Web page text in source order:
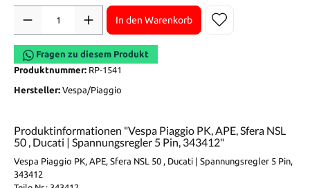
In den Warenkorb
Fragen zu diesem Produkt
Produktnummer: RP-1541
Hersteller: Vespa/Piaggio
Produktinformationen "Vespa Piaggio PK, APE, Sfera NSL
50 , Ducati | Spannungsregler 5 Pin, 343412"
Vespa Piaggio PK, APE, Sfera NSL 50 , Ducati | Spannungsregler 5 Pin,
343412